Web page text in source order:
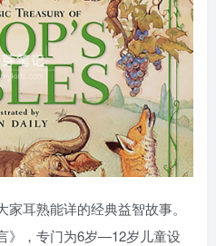
家耳熟能详的经典益智故事。
》，专门为6岁—12岁儿童设